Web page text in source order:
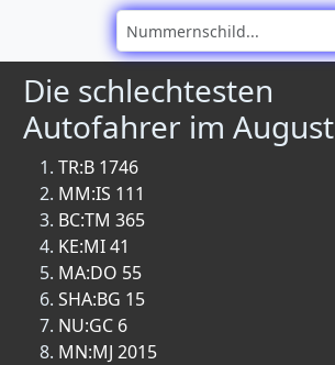
Die schlechtesten
Autofahrer im August
TR:B 1746
MM:IS 111
BC:TM 365
KE:MI 41
MA:DO 55
SHA:BG 15
NU:GC 6
MN:MJ 2015